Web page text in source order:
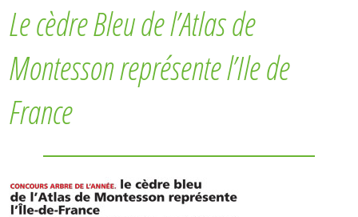
Le cèdre Bleu de l’Atlas de
Montesson représente l’Ile de
France